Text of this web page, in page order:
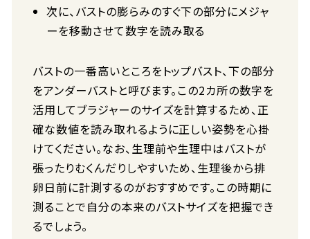
次に、バストの膨らみのすぐ下の部分にメジャ
ーを移動させて数字を読み取る
バストの一番高いところをトップバスト、下の部分
をアンダーバストと呼びます。この2カ所の数字を
活用してブラジャーのサイズを計算するため、正
確な数値を読み取れるように正しい姿勢を心掛
けてください。なお、生理前や生理中はバストが
張ったりむくんだりしやすいため、生理後から排
卵日前に計測するのがおすすめです。この時期に
測ることで自分の本来のバストサイズを把握でき
るでしょう。